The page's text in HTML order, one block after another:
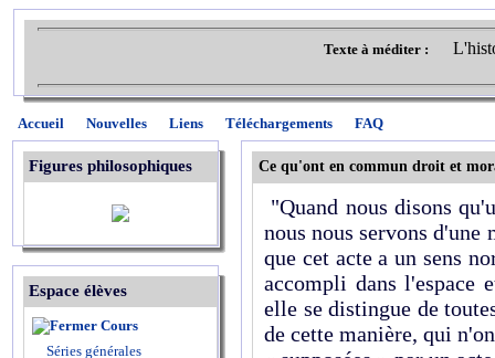
Texte à méditer :
Accueil Nouvelles Liens Téléchargements FAQ
Figures philosophiques
Espace élèves
Cours
Séries générales
Ce qu'ont en commun droit et
"Quand nous disons
nous nous servons d'une
que cet acte a un sens
accompli dans l'espace
elle se distingue de
de cette manière, qui